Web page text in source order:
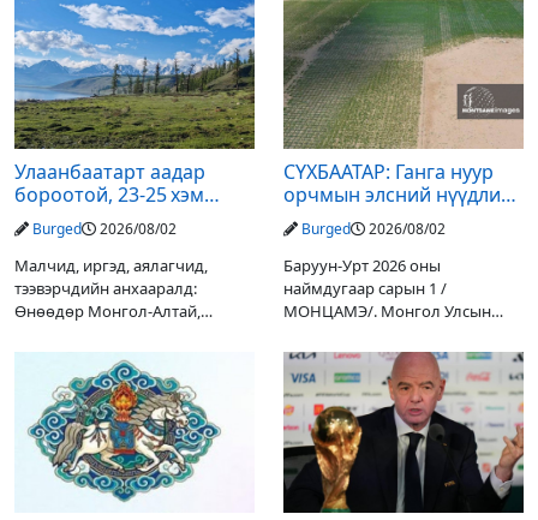
Улаанбаатарт аадар
бороотой, 23-25 хэм
дулаан байна
Burged 2026/08/02
Малчид, иргэд, аялагчид,
тээвэрчдийн анхааралд:
Өнөөдөр Монгол-Алтай,
уулархаг нутгаар бороо, дуу
цахилгаантай аадар бороо
орох тул голуудын усны
түвшин нэмэгдэх, нөөлөг
СҮХБААТАР: Ганга нуур
орчмын элсний нүүдлийг
зогсоох туршилтын ажил
үр дүнгээ өгч эхэлжээ
Burged 2026/08/02
Баруун-Урт 2026 оны
наймдугаар сарын 1 /
МОНЦАМЭ/. Монгол Улсын
Дарьгангын Ганга нуурыг
сэргээн, хамгаалах төслийг
улсын төсвийн хөрөнгө
оруулалтаар хийж буй.
Төслийн